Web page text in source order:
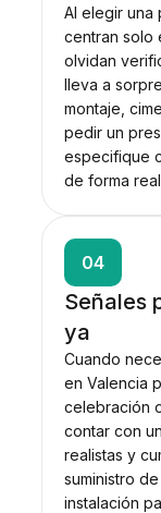
Al elegir una
centran solo
olvidan
lleva a
montaje,
pedir un
especifique
de forma
04
Señales
ya
Cuando
en Valencia
celebración
contar con
realistas y
suministro
instalación